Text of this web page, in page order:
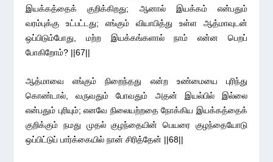
இயக்கத்தைக் குறிக்கிறது; ஆனால் இயக்கம் என்பதும்
வரம்புக்கு உட்பட்டது; எங்கும் வியாபித்து உள்ள ஆத்மாவுடன்
ஒப்பிடும்போது, மற்ற இயக்கங்களால் நாம் என்ன பெறப்
போகிறோம்? ||67||
ஆத்மாவை எங்கும் நிறைந்தது என்ற உண்மையை புரிந்து
கொண்டால், வருவதும் போவதும் அதன் இயல்பில் இல்லை
என்பதும் புரியும்; எனவே நிலையற்றதை நோக்கிய இயக்கத்தைக்
குறிக்கும் நமது முதல் குழந்தையின் பெயரை குழந்தையோடு
ஒப்பிட்டுப் பார்க்கையில் நான் சிரித்தேன் ||68||